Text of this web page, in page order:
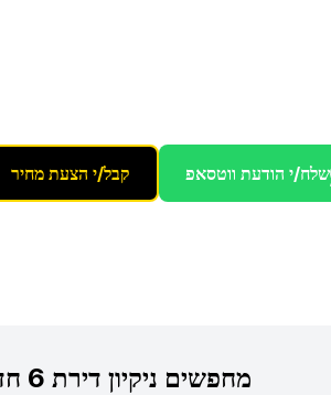
שלח/י הודעת ווטסאפ קבל/י הצעת מחיר
מחפשים ניקיון דירת 6 חדרים